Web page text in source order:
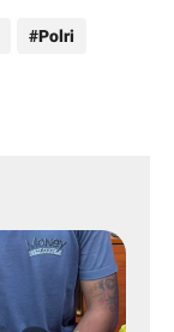
Polri